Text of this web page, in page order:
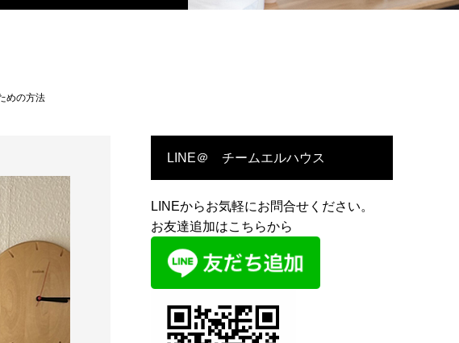
めの方法
LINE＠ チームエルハウス
LINEからお気軽にお問合せください。
お友達追加はこちらから